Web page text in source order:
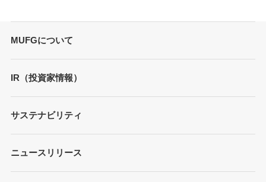
MUFGについて
トップメッセージ
MUFGブランド
ガバナンス
事業内容
IR（投資家情報）
財務情報
債券・格付情報
個人投資家の皆さまへ
サステナビリティ
各種レポート/データ/インデックス
ニュースリリース